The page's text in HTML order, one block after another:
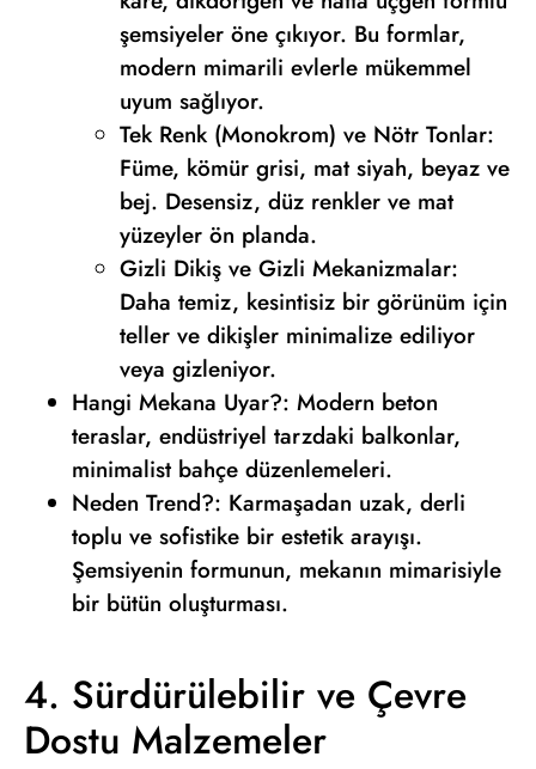
şemsiyeler öne çıkıyor. Bu formlar,
modern mimarili evlerle mükemmel
uyum sağlıyor.
Tek Renk (Monokrom) ve Nötr Tonlar:
Füme, kömür grisi, mat siyah, beyaz ve
bej. Desensiz, düz renkler ve mat
yüzeyler ön planda.
Gizli Dikiş ve Gizli Mekanizmalar:
Daha temiz, kesintisiz bir görünüm için
teller ve dikişler minimalize ediliyor
veya gizleniyor.
Hangi Mekana Uyar?: Modern beton
teraslar, endüstriyel tarzdaki balkonlar,
minimalist bahçe düzenlemeleri.
Neden Trend?: Karmaşadan uzak, derli
toplu ve sofistike bir estetik arayışı.
Şemsiyenin formunun, mekanın mimarisiyle
bir bütün oluşturması.
4. Sürdürülebilir ve Çevre
Dostu Malzemeler